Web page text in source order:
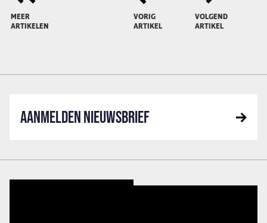
MEER
ARTIKELEN
VORIG
ARTIKEL
VOLGEND
ARTIKEL
AANMELDEN NIEUWSBRIEF